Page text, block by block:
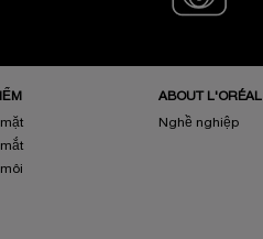
ABOUT L'ORÉAL
Nghề nghiệp